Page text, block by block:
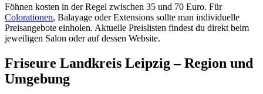
Föhnen kosten in der Regel zwischen 35 und 70 Euro. Für
Colorationen, Balayage oder Extensions sollte man individuelle
Preisangebote einholen. Aktuelle Preislisten findest du direkt beim
jeweiligen Salon oder auf dessen Website.
Friseure Landkreis Leipzig – Region und
Umgebung